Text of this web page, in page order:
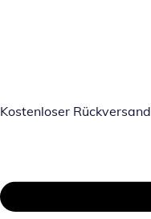
Kostenloser Rückversand